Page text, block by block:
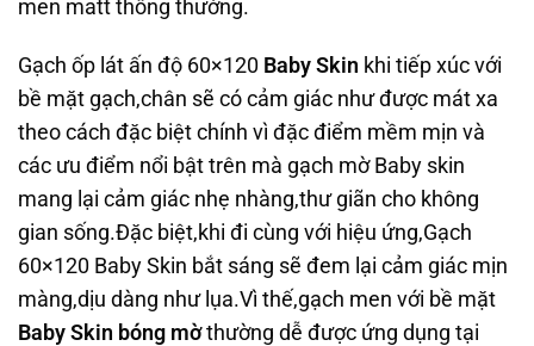
men matt thông thường.
Gạch ốp lát ấn độ 60×120 Baby Skin khi tiếp xúc với
bề mặt gạch,chân sẽ có cảm giác như được mát xa
theo cách đặc biệt chính vì đặc điểm mềm mịn và
các ưu điểm nổi bật trên mà gạch mờ Baby skin
mang lại cảm giác nhẹ nhàng,thư giãn cho không
gian sống.Đặc biệt,khi đi cùng với hiệu ứng,Gạch
60×120 Baby Skin bắt sáng sẽ đem lại cảm giác mịn
màng,dịu dàng như lụa.Vì thế,gạch men với bề mặt
Baby Skin bóng mờthường dễ được ứng dụng tại